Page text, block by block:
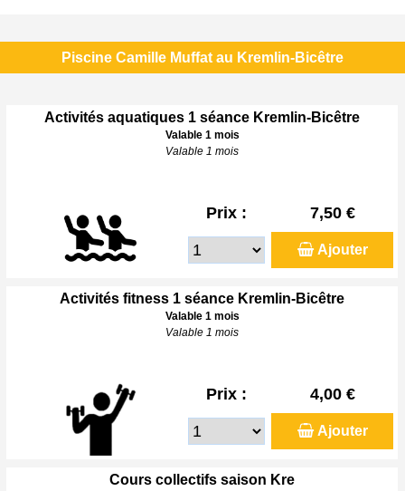
Piscine Camille Muffat au Kremlin-Bicêtre
Activités aquatiques 1 séance Kremlin-Bicêtre
Valable 1 mois
Valable 1 mois
Prix : 7,50 €
Ajouter
Activités fitness 1 séance Kremlin-Bicêtre
Valable 1 mois
Valable 1 mois
Prix : 4,00 €
Ajouter
Cours collectifs saison Kre